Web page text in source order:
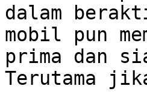
dalam
mobil pun
prima dan
Terutama